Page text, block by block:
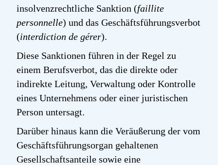
insolvenzrechtliche Sanktion (faillite
personnelle) und das Geschäftsführungsverbot
(interdiction de gérer).
Diese Sanktionen führen in der Regel zu
einem Berufsverbot, das die direkte oder
indirekte Leitung, Verwaltung oder Kontrolle
eines Unternehmens oder einer juristischen
Person untersagt.
Darüber hinaus kann die Veräußerung der vom
Geschäftsführungsorgan gehaltenen
Gesellschaftsanteile sowie eine